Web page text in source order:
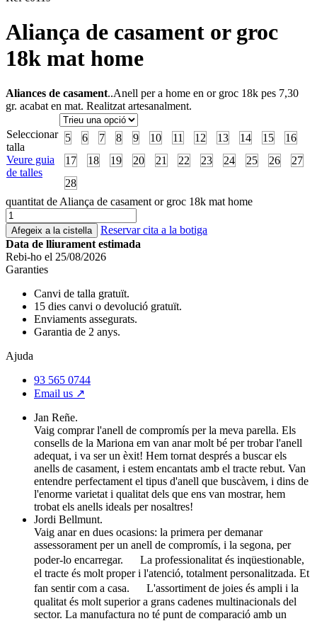
Aliança de casament or groc
18k mat home
Aliances de casament..Anell per a home en or groc 18k pes 7,30
gr. acabat en mat. Realitzat artesanalment.
Seleccionar
talla
Veure guia
de talles
5 6 7 8 9 10 11 12 13 14 15
16
17
18 19 20 21 22 23 24 25 26
27
28
quantitat de Aliança de casament or groc 18k mat home
Afegeix a la cistella
Reservar cita a la botiga
Data de lliurament estimada
Rebi-ho el 25/08/2026
Garanties
Canvi de talla gratuït.
15 dies canvi o devolució gratuït.
Enviaments assegurats.
Garantia de 2 anys.
Ajuda
93 565 0744
Email us ↗︎
Jan Reñe.
Vaig comprar l'anell de compromís per la meva parella. Els
consells de la Mariona em van anar molt bé per trobar l'anell
adequat, i va ser un èxit! Hem tornat després a buscar els
anells de casament, i estem encantats amb el tracte rebut. Van
entendre perfectament el tipus d'anell que buscàvem, i dins de
l'enorme varietat i qualitat dels que ens van mostrar, hem
trobat els anells ideals per nosaltres!
Jordi Bellmunt.
Vaig anar en dues ocasions: la primera per demanar
assessorament per un anell de compromís, i la segona, per
poder-lo encarregar. La professionalitat és inqüestionable,
el tracte és molt proper i l'atenció, totalment personalitzada. Et
fan sentir com a casa. L'assortiment de joies és ampli i la
qualitat és molt superior a grans cadenes multinacionals del
sector. La manufactura no té punt de comparació amb un